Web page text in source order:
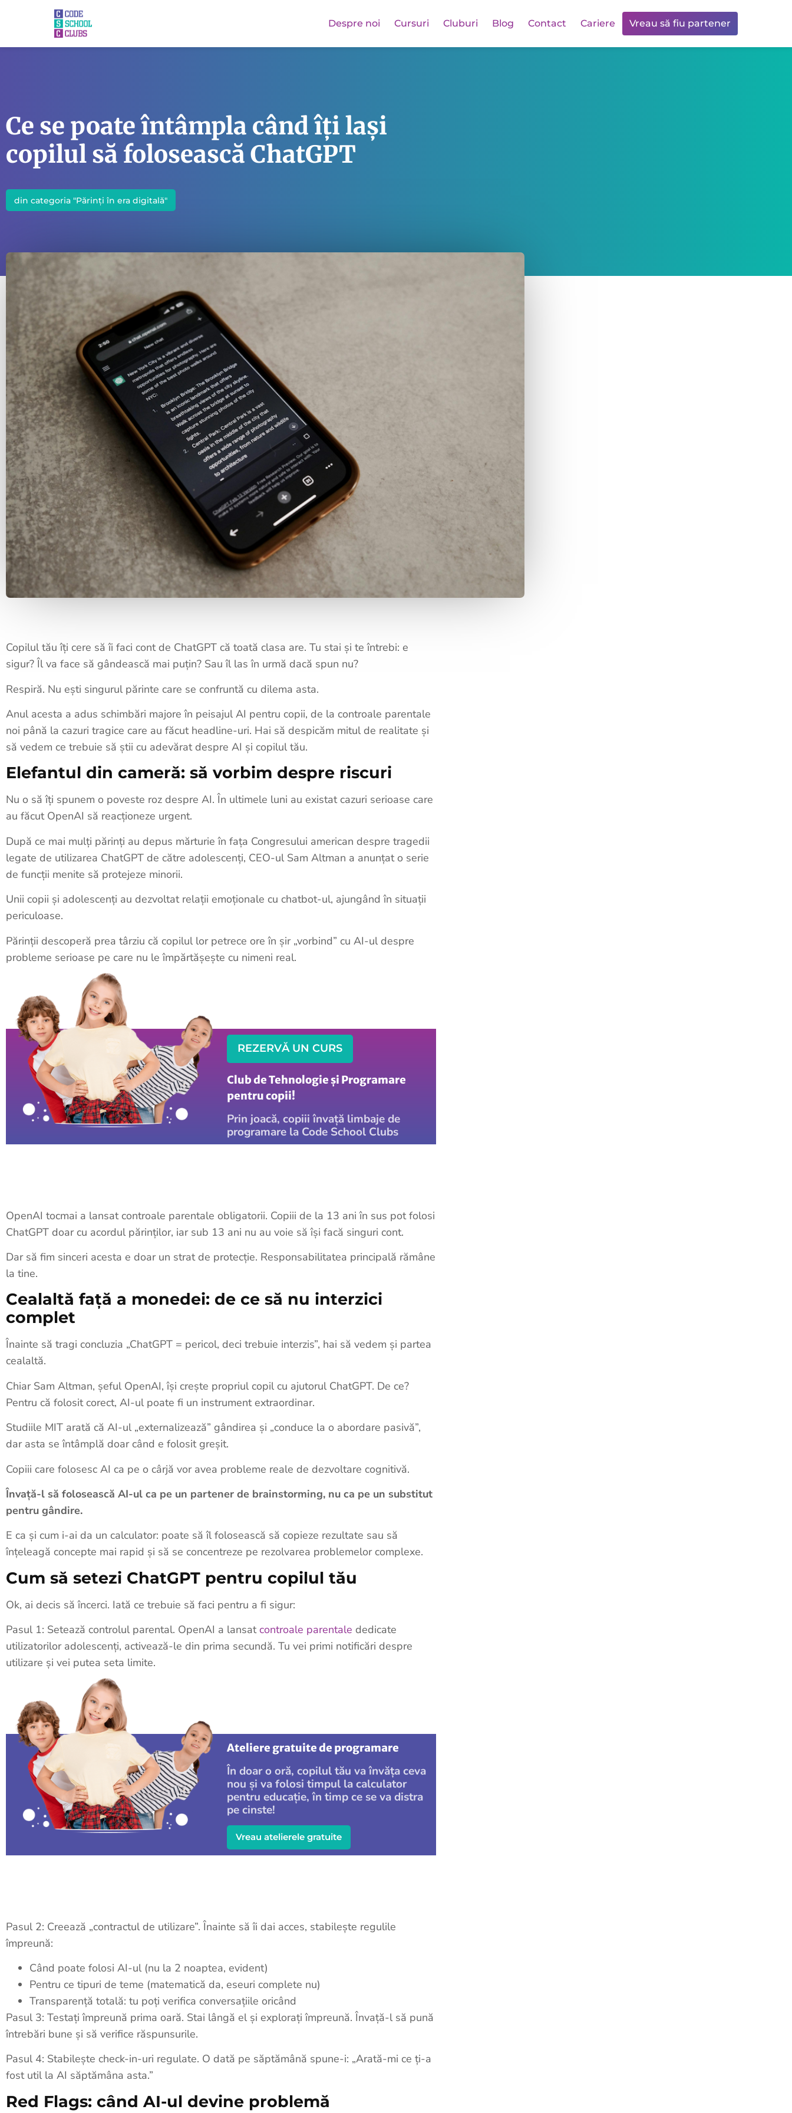
Despre noi Cursuri Cluburi Blog Contact Cariere Vreau să fiu partener
Ce se poate întâmpla când îți lași
copilul să folosească ChatGPT
din categoria "Părinți în era digitală"
Copilul tău îți cere să îi faci cont de ChatGPT că toată clasa are. Tu stai și te întrebi: e
sigur? Îl va face să gândească mai puțin? Sau îl las în urmă dacă spun nu?
Respiră. Nu ești singurul părinte care se confruntă cu dilema asta.
Anul acesta a adus schimbări majore în peisajul AI pentru copii, de la controale parentale
noi până la cazuri tragice care au făcut headline-uri. Hai să despicăm mitul de realitate și
să vedem ce trebuie să știi cu adevărat despre AI și copilul tău.
Elefantul din cameră: să vorbim despre riscuri
Nu o să îți spunem o poveste roz despre AI. În ultimele luni au existat cazuri serioase care
au făcut OpenAI să reacționeze urgent.
După ce mai mulți părinți au depus mărturie în fața Congresului american despre tragedii
legate de utilizarea ChatGPT de către adolescenți, CEO-ul Sam Altman a anunțat o serie
de funcții menite să protejeze minorii.
Unii copii și adolescenți au dezvoltat relații emoționale cu chatbot-ul, ajungând în situații
periculoase.
Părinții descoperă prea târziu că copilul lor petrece ore în șir „vorbind” cu AI-ul despre
probleme serioase pe care nu le împărtășește cu nimeni real.
REZERVĂ UN CURS
Club de Tehnologie și Programare
pentru copii!
Prin joacă, copiii învață limbaje de
programare la Code School Clubs
OpenAI tocmai a lansat controale parentale obligatorii. Copiii de la 13 ani în sus pot folosi
ChatGPT doar cu acordul părinților, iar sub 13 ani nu au voie să își facă singuri cont.
Dar să fim sinceri acesta e doar un strat de protecție. Responsabilitatea principală rămâne
la tine.
Cealaltă față a monedei: de ce să nu interzici
complet
Înainte să tragi concluzia „ChatGPT = pericol, deci trebuie interzis”, hai să vedem și partea
cealaltă.
Chiar Sam Altman, șeful OpenAI, își crește propriul copil cu ajutorul ChatGPT. De ce?
Pentru că folosit corect, AI-ul poate fi un instrument extraordinar.
Studiile MIT arată că AI-ul „externalizează” gândirea și „conduce la o abordare pasivă”,
dar asta se întâmplă doar când e folosit greșit.
Copiii care folosesc AI ca pe o cârjă vor avea probleme reale de dezvoltare cognitivă.
Învață-l să folosească AI-ul ca pe un partener de brainstorming, nu ca pe un substitut
pentru gândire.
E ca și cum i-ai da un calculator: poate să îl folosească să copieze rezultate sau să
înțeleagă concepte mai rapid și să se concentreze pe rezolvarea problemelor complexe.
Cum să setezi ChatGPT pentru copilul tău
Ok, ai decis să încerci. Iată ce trebuie să faci pentru a fi sigur:
Pasul 1: Setează controlul parental. OpenAI a lansatcontroale parentale dedicate
utilizatorilor adolescenți, activează-le din prima secundă. Tu vei primi notificări despre
utilizare și vei putea seta limite.
Ateliere gratuite de programare
În doar o oră, copilul tău va învăța ceva
nou și va folosi timpul la calculator
pentru educație, în timp ce se va distra
pe cinste!
Vreau atelierele gratuite
Pasul 2: Creează „contractul de utilizare”. Înainte să îi dai acces, stabilește regulile
împreună:
Când poate folosi AI-ul (nu la 2 noaptea, evident)
Pentru ce tipuri de teme (matematică da, eseuri complete nu)
Transparență totală: tu poți verifica conversațiile oricând
Pasul 3: Testați împreună prima oară. Stai lângă el și explorați împreună. Învață-l să pună
întrebări bune și să verifice răspunsurile.
Pasul 4: Stabilește check-in-uri regulate. O dată pe săptămână spune-i: „Arată-mi ce ți-a
fost util la AI săptămâna asta.”
Red Flags: când AI-ul devine problemă